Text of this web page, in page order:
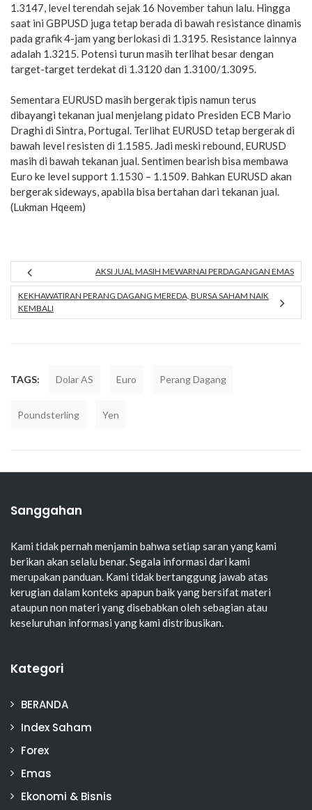
1.3147, level terendah sejak 16 November tahun lalu. Hingga
saat ini GBPUSD juga tetap berada di bawah resistance dinamis
pada grafik 4-jam yang berlokasi di 1.3195. Resistance lainnya
adalah 1.3215. Potensi turun masih terlihat besar dengan
target-target terdekat di 1.3120 dan 1.3100/1.3095.
Sementara EURUSD masih bergerak tipis namun terus
dibayangi tekanan jual menjelang pidato Presiden ECB Mario
Draghi di Sintra, Portugal. Terlihat EURUSD tetap bergerak di
bawah level resisten di 1.1585. Jadi meski rebound, EURUSD
masih di bawah tekanan jual. Sentimen bearish bisa membawa
Euro ke level support 1.1530 – 1.1509. Bahkan EURUSD akan
bergerak sideways, apabila bisa bertahan dari tekanan jual.
(Lukman Hqeem)
AKSI JUAL MASIH MEWARNAI PERDAGANGAN EMAS
KEKHAWATIRAN PERANG DAGANG MEREDA, BURSA SAHAM NAIK
KEMBALI
TAGS: Dolar AS Euro Perang Dagang
Poundsterling Yen
Sanggahan
Kami tidak pernah menjamin bahwa setiap saran yang kami
berikan akan selalu benar. Segala informasi dari kami
merupakan panduan. Kami tidak bertanggung jawab atas
kerugian dalam konteks apapun baik yang bersifat materi
ataupun non materi yang disebabkan oleh sebagian atau
keseluruhan informasi yang kami distribusikan.
Kategori
BERANDA
Index Saham
Forex
Emas
Ekonomi & Bisnis